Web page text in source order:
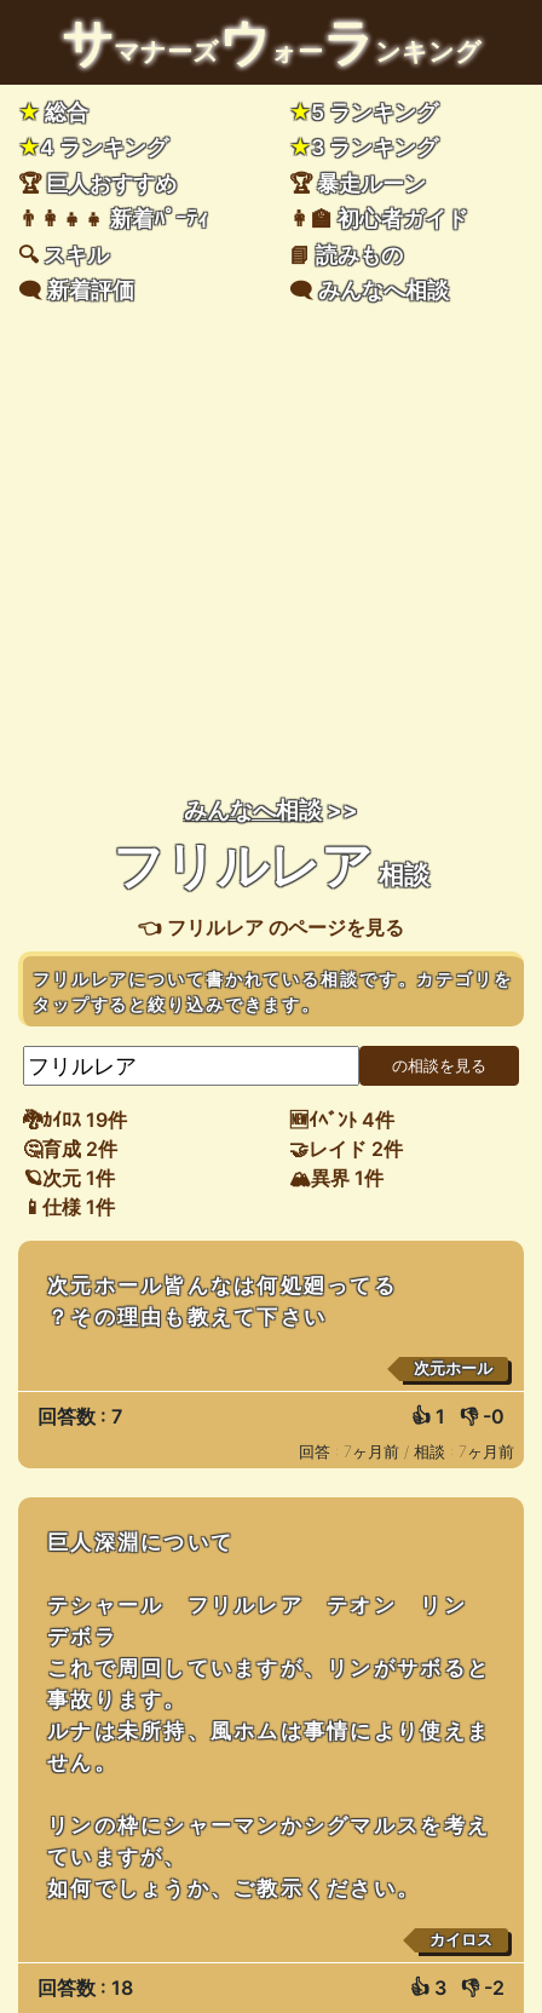
サマナーズウォーランキング
★総合 ★5 ランキング
★4 ランキング ★3 ランキング
🏆巨人おすすめ 🏆暴走ルーン
👨‍👩‍👧‍👧新着ﾊﾟｰﾃｨ 👩‍🏫初心者ガイド
🔍スキル 📘読みもの
🗨️新着評価 🗨️みんなへ相談
みんなへ相談>>
フリルレア 相談
👈 フリルレア のページを見る
フリルレアについて書かれている相談です。カテゴリを
タップすると絞り込みできます。
🐉ｶｲﾛｽ 19件
🆕ｲﾍﾞﾝﾄ 4件
🤔育成 2件
🤝レイド 2件
🪐次元 1件
🏔異界 1件
📱仕様 1件
次元ホール皆んなは何処廻ってる
？その理由も教えて下さい
次元ホール
回答数 : 7 👍 1 👎 -0
回答 : 7ヶ月前 / 相談 : 7ヶ月前
巨人深淵について
テシャール フリルレア テオン リン
デボラ
これで周回していますが、リンがサボると
事故ります。
ルナは未所持、風ホムは事情により使えま
せん。
リンの枠にシャーマンかシグマルスを考え
ていますが、
如何でしょうか、ご教示ください。
カイロス
回答数 : 18 👍 3 👎 -2